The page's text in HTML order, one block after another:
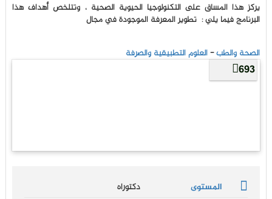
يركز هذا المساق على التكنولوجيا الحيوية الصحية ، وتتلخص أهداف هذا
البرنامج فيما يلي : تطوير المعرفة الموجودة في مجال
الصحة والطب-العلوم التطبيقية والصرفة
693
المستوى
دكتوراه